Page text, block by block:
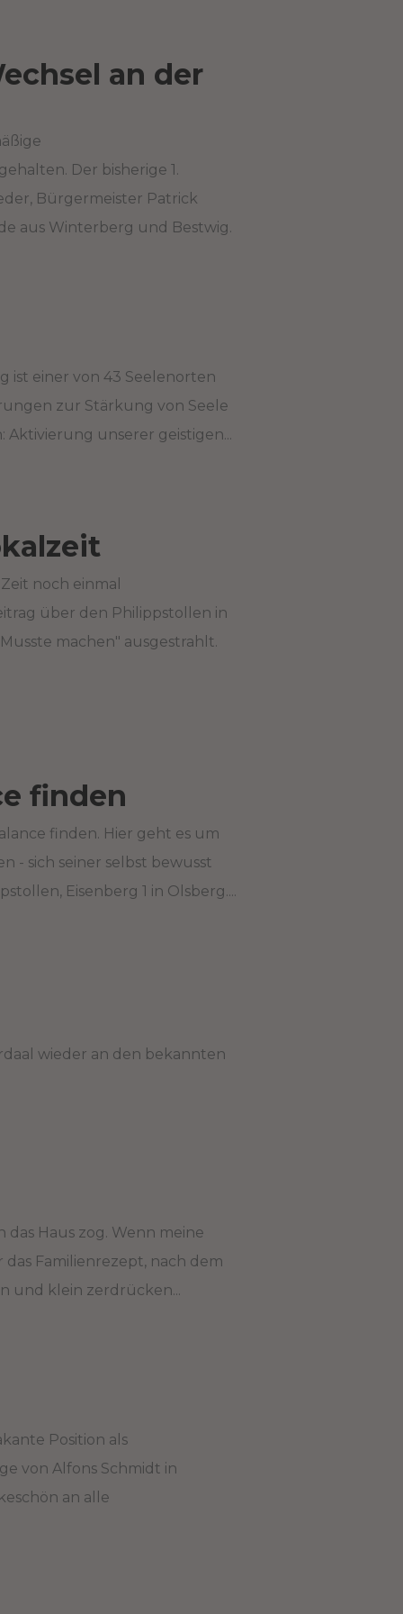
an der
Der bisherige 1.
Bürgermeister Patrick
aus Winterberg und Bestwig.
ist einer von 43 Seelenorten
zur Stärkung von Seele
unserer geistigen...
noch einmal
über den Philippstollen in
machen" ausgestrahlt.
finden
finden. Hier geht es um
- sich seiner selbst bewusst
Eisenberg 1 in Olsberg....
wieder an den bekannten
Haus zog. Wenn meine
Familienrezept, nach dem
und klein zerdrücken...
Position als
von Alfons Schmidt in
an alle